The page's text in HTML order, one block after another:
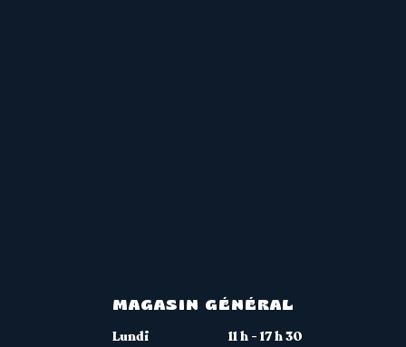
MAGASIN GÉNÉRAL
Lundi
11 h - 17 h 30